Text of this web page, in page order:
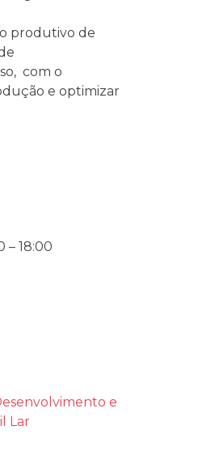
produtivo de
com o
e optimizar
– 18:00
e
Lar